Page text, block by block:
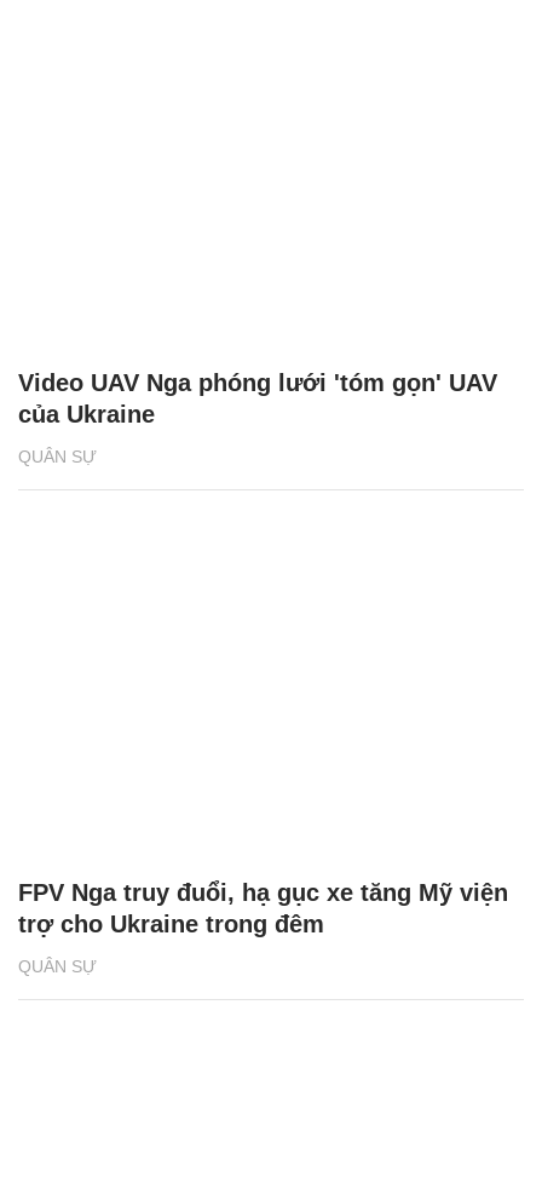
QUÂN SỰ
Video UAV Nga phóng lưới 'tóm gọn' UAV
của Ukraine
QUÂN SỰ
FPV Nga truy đuổi, hạ gục xe tăng Mỹ viện
trợ cho Ukraine trong đêm